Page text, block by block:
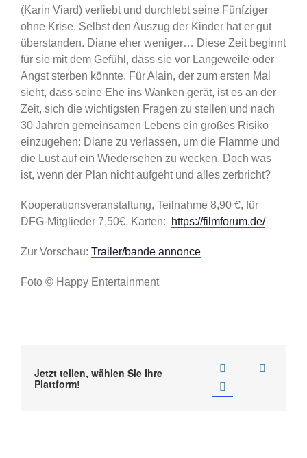
(Karin Viard) verliebt und durchlebt seine Fünfziger
ohne Krise. Selbst den Auszug der Kinder hat er gut
überstanden. Diane eher weniger… Diese Zeit beginnt
für sie mit dem Gefühl, dass sie vor Langeweile oder
Angst sterben könnte. Für Alain, der zum ersten Mal
sieht, dass seine Ehe ins Wanken gerät, ist es an der
Zeit, sich die wichtigsten Fragen zu stellen und nach
30 Jahren gemeinsamen Lebens ein großes Risiko
einzugehen: Diane zu verlassen, um die Flamme und
die Lust auf ein Wiedersehen zu wecken. Doch was
ist, wenn der Plan nicht aufgeht und alles zerbricht?
Kooperationsveranstaltung, Teilnahme 8,90 €, für
DFG-Mitglieder 7,50€, Karten:
https://filmforum.de/
Zur Vorschau: Trailer/bande annonce
Foto © Happy Entertainment
Jetzt teilen, wählen Sie Ihre
Plattform!